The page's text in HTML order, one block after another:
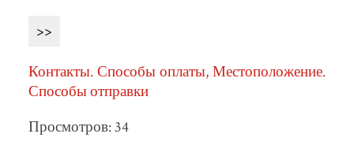
>>
Контакты. Способы оплаты, Местоположение.
Способы отправки
Просмотров: 34